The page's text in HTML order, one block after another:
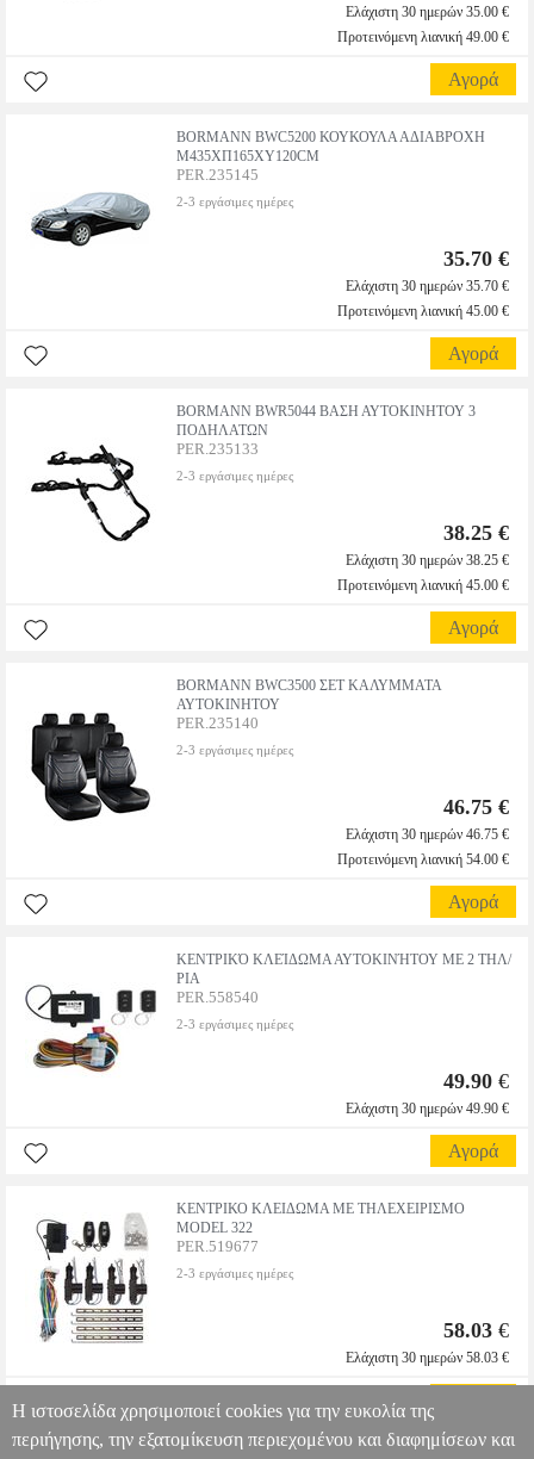
Ελάχιστη 30 ημερών 35.00 €
Προτεινόμενη λιανική 49.00 €
Αγορά
BORMANN BWC5200 ΚΟΥΚΟΥΛΑ ΑΔΙΑΒΡΟΧΗ
Μ435XΠ165XΥ120CM
PER.235145
2-3 εργάσιμες ημέρες
35.70 €
Ελάχιστη 30 ημερών 35.70 €
Προτεινόμενη λιανική 45.00 €
Αγορά
BORMANN BWR5044 ΒΑΣΗ ΑΥΤΟΚΙΝΗΤΟΥ 3
ΠΟΔΗΛΑΤΩΝ
PER.235133
2-3 εργάσιμες ημέρες
38.25 €
Ελάχιστη 30 ημερών 38.25 €
Προτεινόμενη λιανική 45.00 €
Αγορά
BORMANN BWC3500 ΣΕΤ ΚΑΛΥΜΜΑΤΑ
ΑΥΤΟΚΙΝΗΤΟΥ
PER.235140
2-3 εργάσιμες ημέρες
46.75 €
Ελάχιστη 30 ημερών 46.75 €
Προτεινόμενη λιανική 54.00 €
Αγορά
ΚΕΝΤΡΙΚΌ ΚΛΕΊΔΩΜΑ ΑΥΤΟΚΙΝΉΤΟΥ ΜΕ 2 ΤΗΛ/
ΡΙΑ
PER.558540
2-3 εργάσιμες ημέρες
49.90 €
Ελάχιστη 30 ημερών 49.90 €
Αγορά
ΚΕΝΤΡΙΚΟ ΚΛΕΙΔΩΜΑ ΜΕ ΤΗΛΕΧΕΙΡΙΣΜΟ
MODEL 322
PER.519677
2-3 εργάσιμες ημέρες
58.03 €
Ελάχιστη 30 ημερών 58.03 €
Η ιστοσελίδα χρησιμοποιεί cookies για την ευκολία της
περιήγησης, την εξατομίκευση περιεχομένου και διαφημίσεων και